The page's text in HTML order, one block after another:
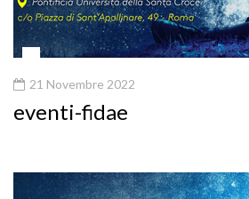
21 Novembre 2022
eventi-fidae